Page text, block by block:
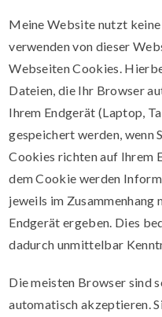
Meine Website nutzt
verwenden von dieser
Webseiten Cookies.
Dateien, die Ihr Browser
Ihrem Endgerät (Laptop,
gespeichert werden, wenn
Cookies richten auf Ihrem
dem Cookie werden
jeweils im
Endgerät ergeben. Dies
dadurch unmittelbar
Die meisten Browser sind
automatisch akzeptieren.